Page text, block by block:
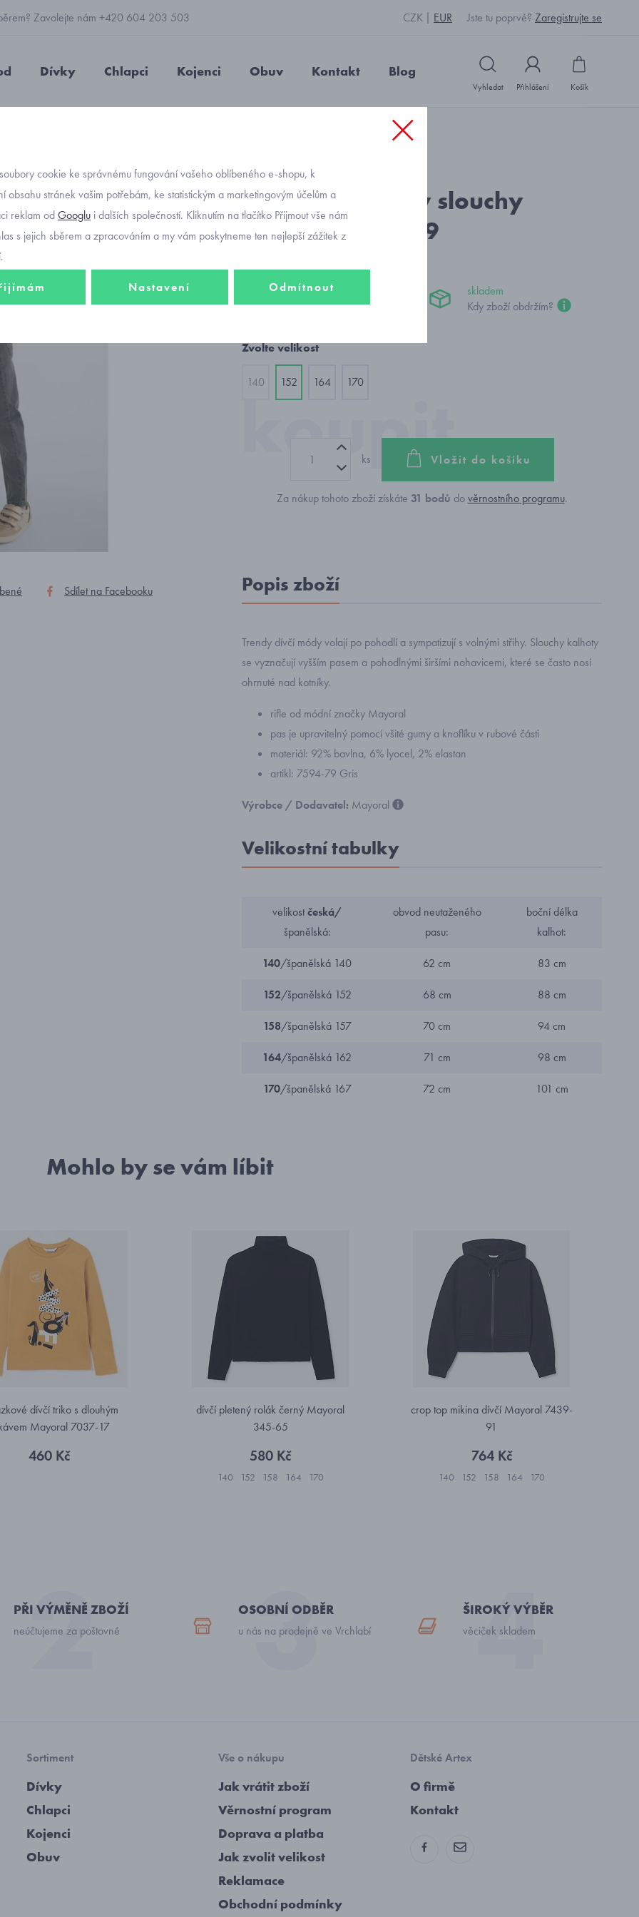
Zavolejte nám +420 604 203 503 CZK EUR Jste tu poprvé? Zaregistrujte se
Dívky Chlapci Kojenci Obuv Kontakt Blog
Vyhledat Přihlášení Košík
-30%
Sdílet na Facebooku
Objednávací kód: S2219_šedá
dívčí volné džíny slouchy
Mayoral 7594-79
892 Kč
624 Kč
skladem
Kdy zboží obdržím?
Zvolte velikost
140 152 164 170
ks Vložit do košíku
Za nákup tohoto zboží získáte 31 bodů dověrnostního programu.
Popis zboží
Trendy dívčí módy volají po pohodlí a sympatizují s volnými střihy. Slouchy kalhoty
se vyznačují vyšším pasem a pohodlnými širšími nohavicemi, které se často nosí
ohrnuté nad kotníky.
rifle od módní značky Mayoral
pas je upravitelný pomocí všité gumy a knoflíku v rubové části
materiál: 92% bavlna, 6% lyocel, 2% elastan
artikl: 7594-79 Gris
Výrobce / Dodavatel: Mayoral
Velikostní tabulky
velikostčeská/
španělská:
obvod neutaženého
pasu:
boční délka
kalhot:
140/španělská 140 62 cm 83 cm
152/španělská 152 68 cm 88 cm
158/španělská 157 70 cm 94 cm
164/španělská 162 71 cm 98 cm
170/španělská 167 72 cm 101 cm
Mohlo by se vám líbit
dívčí triko s dlouhým
Mayoral 7037-17
460 Kč
dívčí pletený rolák černý Mayoral
345-65
580 Kč
140 152 158 164 170
crop top mikina dívčí Mayoral 7439-
91
764 Kč
140 152 158 164 170
PŘI VÝMĚNĚ ZBOŽÍ
neúčtujeme za poštovné
OSOBNÍ ODBĚR
u nás na prodejně ve Vrchlabí
ŠIROKÝ VÝBĚR
věciček skladem
Sortiment
Dívky
Chlapci
Kojenci
Obuv
Vše o nákupu
Jak vrátit zboží
Věrnostní program
Doprava a platba
Jak zvolit velikost
Reklamace
Obchodní podmínky
Dětské Artex
O firmě
Kontakt
cookie ke správnému fungování vašeho oblíbeného e-shopu, k
obsahu stránek vašim potřebám, ke statistickým a marketingovým účelům a
reklam odGooglu i dalších společností. Kliknutím na tlačítko Přijmout vše nám
s jejich sběrem a zpracováním a my vám poskytneme ten nejlepší zážitek z
Nastavení Odmítnout